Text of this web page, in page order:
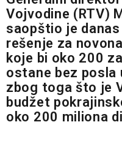
Vojvodine (RTV)
saopštio je
rešenje za
koje bi oko 200
ostane bez
zbog toga što je
budžet
oko 200 miliona